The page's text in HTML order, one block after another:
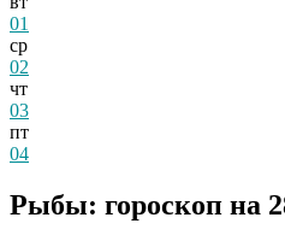
01
ср
02
чт
03
пт
04
Рыбы: гороскоп на